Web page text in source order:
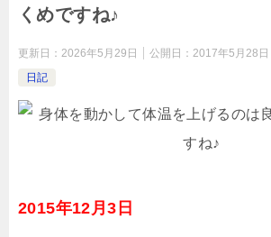
くめですね♪
更新日： 2026年5月29日 公開日： 2017年5月28日
日記
2015年12月3日